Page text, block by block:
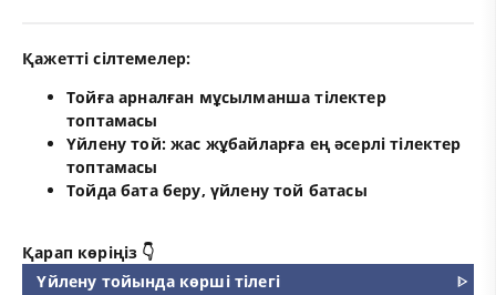
Қажетті сілтемелер:
Тойға арналған мұсылманша тілектер
топтамасы
Үйлену той: жас жұбайларға ең әсерлі тілектер
топтамасы
Тойда бата беру, үйлену той батасы
Қарап көріңіз 👇
Үйлену тойында көрші тілегі
ᐈ